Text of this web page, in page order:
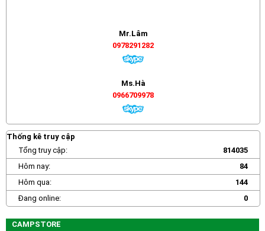
Mr.Lâm
0978291282
Ms.Hà
0966709978
Thống kê truy cập
814035
Tổng truy cập:
84
Hôm nay:
144
Hôm qua:
0
Đang online:
CAMPSTORE